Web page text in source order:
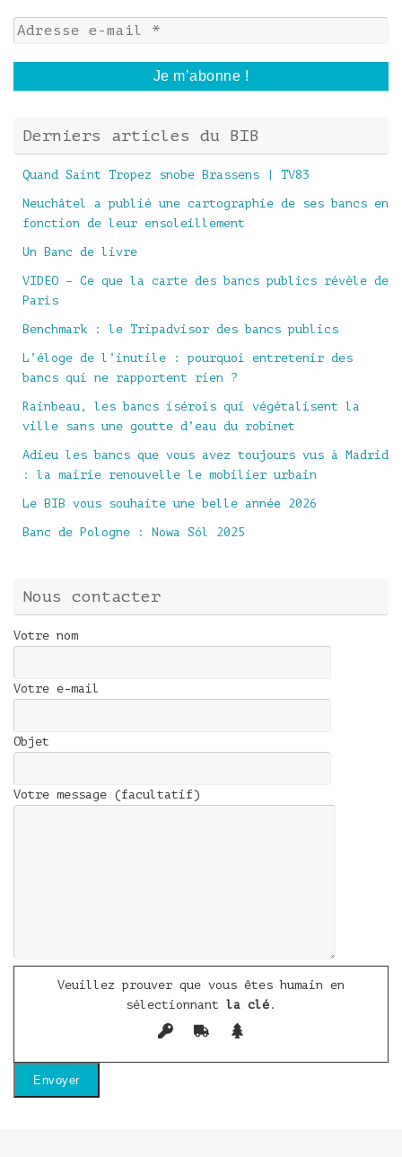
Derniers articles du BIB
Quand Saint Tropez snobe Brassens | TV83
Neuchâtel a publié une cartographie de ses bancs en
fonction de leur ensoleillement
Un Banc de livre
VIDEO – Ce que la carte des bancs publics révèle de
Paris
Benchmark : le Tripadvisor des bancs publics
L’éloge de l’inutile : pourquoi entretenir des
bancs qui ne rapportent rien ?
Rainbeau, les bancs isérois qui végétalisent la
ville sans une goutte d’eau du robinet
Adieu les bancs que vous avez toujours vus à Madrid
: la mairie renouvelle le mobilier urbain
Le BIB vous souhaite une belle année 2026
Banc de Pologne : Nowa Sól 2025
Nous contacter
Votre nom
Votre e-mail
Objet
Votre message (facultatif)
Veuillez prouver que vous êtes humain en
sélectionnant la clé .